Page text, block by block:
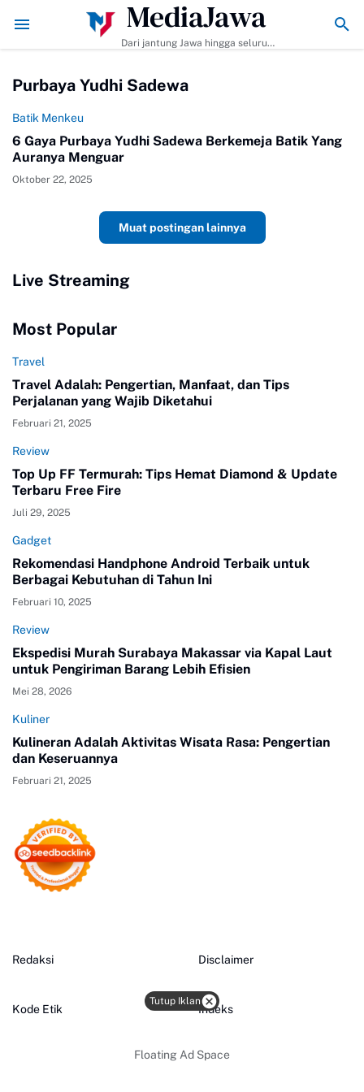
Ekonomi Bisnis Belajar Apa? Ini Materi, Jurusan, dan Prospek
MediaJawa
Dari jantung Jawa hingga seluruh
unik, dan analisis tajam. Cepat
Purbaya Yudhi Sadewa
Batik Menkeu
6 Gaya Purbaya Yudhi Sadewa Berkemeja Batik Yang
Auranya Menguar
Oktober 22, 2025
Muat postingan lainnya
Tutup Iklan
Floating Ad Space
Live Streaming
Most Popular
Travel
Travel Adalah: Pengertian, Manfaat, dan Tips
Perjalanan yang Wajib Diketahui
Februari 21, 2025
Review
Top Up FF Termurah: Tips Hemat Diamond & Update
Terbaru Free Fire
Juli 29, 2025
Gadget
Rekomendasi Handphone Android Terbaik untuk
Berbagai Kebutuhan di Tahun Ini
Februari 10, 2025
Review
Ekspedisi Murah Surabaya Makassar via Kapal Laut
untuk Pengiriman Barang Lebih Efisien
Mei 28, 2026
Kuliner
Kulineran Adalah Aktivitas Wisata Rasa: Pengertian
dan Keseruannya
Februari 21, 2025
Redaksi Disclaimer
Kode Etik Indeks